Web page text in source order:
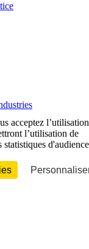
acceptez l’utilisation
l’utilisation de
statistiques d'audience